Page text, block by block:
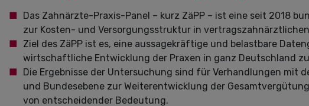
Das Zahnärzte-Praxis-Panel – kurz ZäPP – ist eine seit 2018
zur Kosten- und Versorgungsstruktur in
Ziel des ZäPP ist es, eine aussagekräftige und belastbare
wirtschaftliche Entwicklung der Praxen in ganz Deutschland
Die Ergebnisse der Untersuchung sind für Verhandlungen mit
und Bundesebene zur Weiterentwicklung der
von entscheidender Bedeutung.